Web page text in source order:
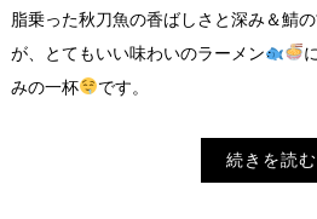
脂乗った秋刀魚の香ばしさと深み＆鯖
が、とてもいい味わいのラーメン
みの一杯
です。
続きを読む